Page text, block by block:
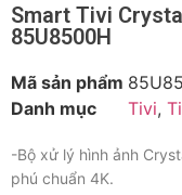
Smart Tivi
85U8500H
Mã sản phẩm
Danh mục
Tivi,
-Bộ xử lý hình ảnh
phú chuẩn 4K.